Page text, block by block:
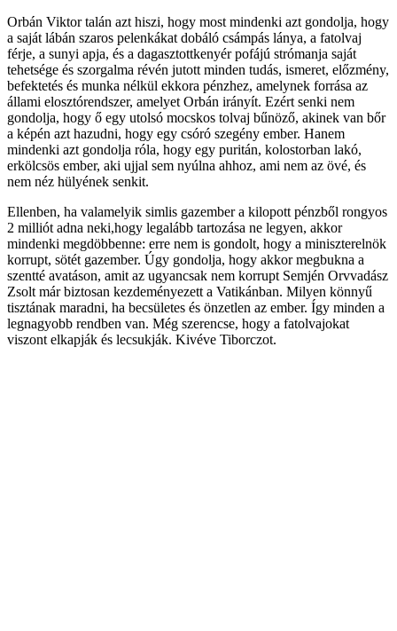
Orbán Viktor talán azt hiszi, hogy most mindenki azt gondolja, hogy
a saját lábán szaros pelenkákat dobáló csámpás lánya, a fatolvaj
férje, a sunyi apja, és a dagasztottkenyér pofájú strómanja saját
tehetsége és szorgalma révén jutott minden tudás, ismeret, előzmény,
befektetés és munka nélkül ekkora pénzhez, amelynek forrása az
állami elosztórendszer, amelyet Orbán irányít. Ezért senki nem
gondolja, hogy ő egy utolsó mocskos tolvaj bűnöző, akinek van bőr
a képén azt hazudni, hogy egy csóró szegény ember. Hanem
mindenki azt gondolja róla, hogy egy puritán, kolostorban lakó,
erkölcsös ember, aki ujjal sem nyúlna ahhoz, ami nem az övé, és
nem néz hülyének senkit.
Ellenben, ha valamelyik simlis gazember a kilopott pénzből rongyos
2 milliót adna neki,hogy legalább tartozása ne legyen, akkor
mindenki megdöbbenne: erre nem is gondolt, hogy a miniszterelnök
korrupt, sötét gazember. Úgy gondolja, hogy akkor megbukna a
szentté avatáson, amit az ugyancsak nem korrupt Semjén Orvvadász
Zsolt már biztosan kezdeményezett a Vatikánban. Milyen könnyű
tisztának maradni, ha becsületes és önzetlen az ember. Így minden a
legnagyobb rendben van. Még szerencse, hogy a fatolvajokat
viszont elkapják és lecsukják. Kivéve Tiborczot.